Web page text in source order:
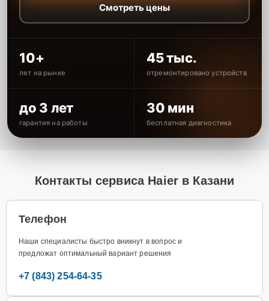
Смотреть цены
10+
лет на рынке
45 тыс.
отремонтировано устройств
до 3 лет
гарантия на работы
30 мин
бесплатная диагностика
Контакты сервиса Haier в Казани
Телефон
Наши специалисты быстро вникнут в вопрос и
предложат оптимальный вариант решения
+7 (843) 254-64-35